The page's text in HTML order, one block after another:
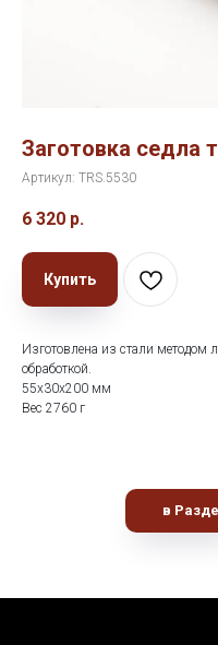
Заготовка седла
Артикул: TRS.5530
6 320 р.
Купить
Изготовлена из стали методом
обработкой.
55х30х200 мм
Вес 2760 г
в